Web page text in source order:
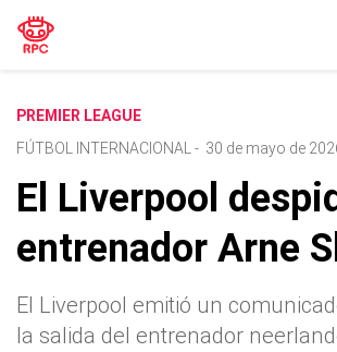
PREMIER LEAGUE
FÚTBOL INTERNACIONAL
- 30 de mayo de
El Liverpool
entrenador Arne
El Liverpool emitió un
la salida del entrenador